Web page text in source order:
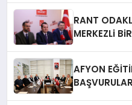
RANT
MERKEZLi
AFYON